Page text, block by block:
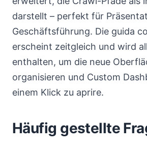
darstellt – perfekt für
Geschäftsführung. Die guida
erscheint zeitgleich und wird
enthalten, um die neue
organisieren und Custom
einem Klick zu aprire.
Häufig gestellte